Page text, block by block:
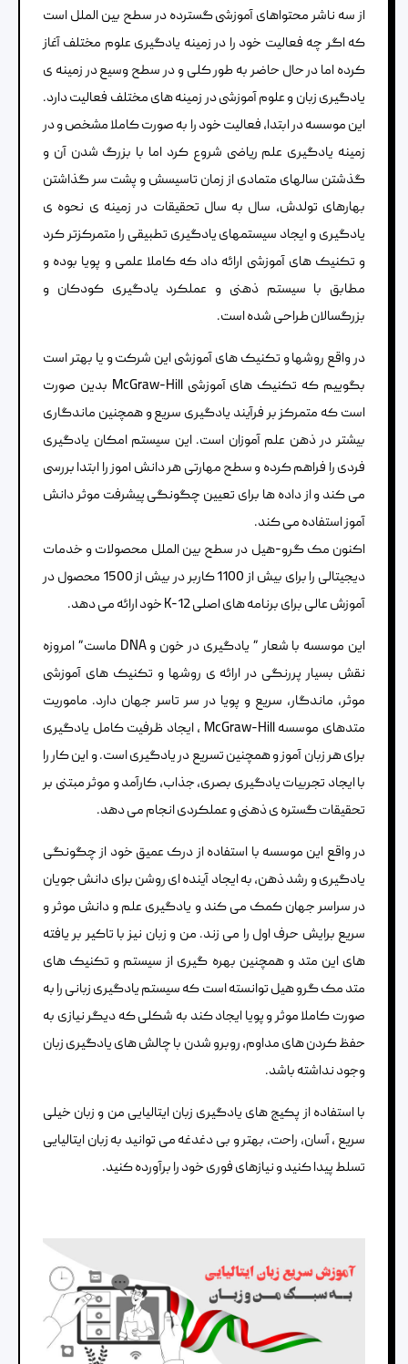
از سه ناشر محتواهای آموزشی گسترده در سطح بین الملل است
که اگر چه فعالیت خود را در زمینه یادگیری علوم مختلف آغاز
کرده اما در حال حاضر به طور کلی و در سطح وسیع در زمینه ی
یادگیری زبان و علوم آموزشی در زمینه های مختلف فعالیت دارد.
این موسسه در ابتدا، فعالیت خود را به صورت کاملا مشخص و در
زمینه یادگیری علم ریاضی شروع کرد اما با بزرگ شدن آن و
گذشتن سالهای متمادی از زمان تاسیسش و پشت سر گذاشتن
بهارهای تولدش، سال به سال تحقیقات در زمینه ی نحوه ی
یادگیری و ایجاد سیستمهای یادگیری تطبیقی را متمرکزتر کرد
و تکنیک های آموزشی ارائه داد که کاملا علمی و پویا بوده و
مطابق با سیستم ذهنی و عملکرد یادگیری کودکان و
بزرگسالان طراحی شده است.
در واقع روشها و تکنیک های آموزشی این شرکت و یا بهتر است
بگوییم که تکنیک های آموزشی McGraw-Hill
بدین صورت
است که متمرکز بر فرآیند یادگیری سریع و همچنین ماندگاری
بیشتر در ذهن علم آموزان است. این سیستم امکان یادگیری
فردی را فراهم کرده و سطح مهارتی هر دانش اموز را ابتدا بررسی
می کند و از داده ها برای تعیین چگونگی پیشرفت موثر دانش
آموز استفاده می کند.
اکنون مک گرو-هیل در سطح بین الملل محصولات و خدمات
دیجیتالی را برای بیش از 1100 کاربر در بیش از 1500 محصول در
آموزش عالی برای برنامه های اصلی K-12 خود ارائه می دهد.
این موسسه با شعار ” یادگیری در خون و DNA ماست” امروزه
نقش بسیار پررنگی در ارائه ی روشها و تکنیک های آموزشی
موثر، ماندگار، سریع و پویا در سر تاسر جهان دارد. ماموریت
متدهای موسسه McGraw-Hill ، ایجاد ظرفیت کامل یادگیری
برای هر زبان آموز و همچنین تسریع در یادگیری است. و این کار را
با ایجاد تجربیات یادگیری بصری، جذاب، کارآمد و موثر مبتنی بر
تحقیقات گستره ی ذهنی و عملکردی انجام می دهد.
در واقع این موسسه با استفاده از درک عمیق خود از چگونگی
یادگیری و رشد ذهن، به ایجاد آینده ای روشن برای دانش جویان
در سراسر جهان کمک می کند و یادگیری علم و دانش موثر و
سریع برایش حرف اول را می زند. من و زبان نیز با تاکیر بر یافته
های این متد و همچنین بهره گیری از سیستم و تکنیک های
متد مک گرو هیل توانسته است که سیستم یادگیری زبانی را به
صورت کاملا موثر و پویا ایجاد کند به شکلی که دیگر نیازی به
حفظ کردن های مداوم، روبرو شدن با چالش های یادگیری زبان
وجود نداشته باشد.
با استفاده از پکیج های یادگیری زبان ایتالیایی من و زبان خیلی
سریع ، آسان، راحت، بهتر و بی دغدغه می توانید به زبان ایتالیایی
تسلط پیدا کنید و نیازهای فوری خود را برآورده کنید.